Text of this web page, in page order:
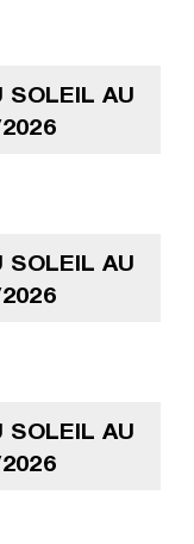
SOLEIL AU
SOLEIL AU
SOLEIL AU